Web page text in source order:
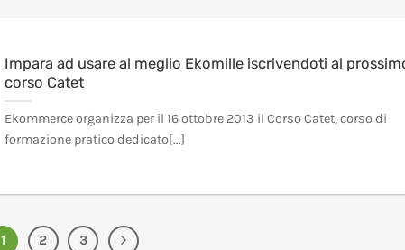
Impara ad usare al meglio Ekomille iscrivendoti al
corso Catet
Ekommerce organizza per il 16 ottobre 2013 il Corso Catet, corso di
formazione pratico dedicato[...]
1 2 3